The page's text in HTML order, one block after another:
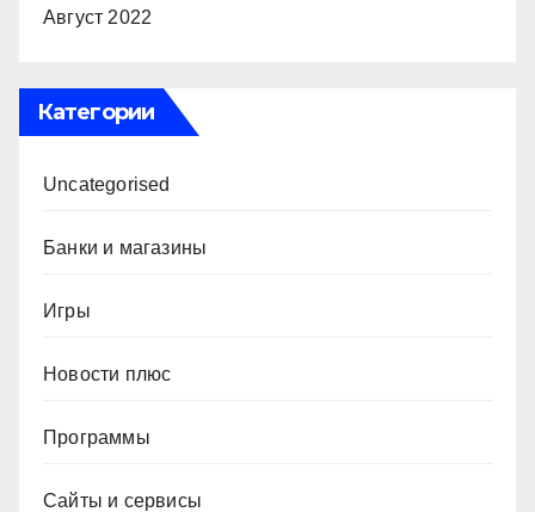
Август 2022
Категории
Uncategorised
Банки и магазины
Игры
Новости плюс
Программы
Сайты и сервисы